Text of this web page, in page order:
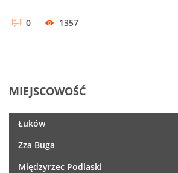
0 1357
MIEJSCOWOŚĆ
Łuków
Zza Buga
Międzyrzec Podlaski